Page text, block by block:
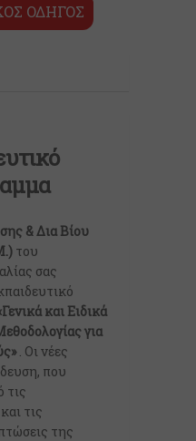
ΟΔΗΓΟΣ
& Δια Βίου
του
σας
και Ειδικά
για
. Οι νέες
που
τις
τις
της